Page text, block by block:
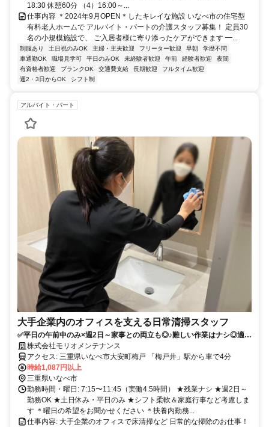
18:30 休憩60分 （4）16:00～...
仕事内容 ＊2024年9月OPEN＊したキレイな施設 いなべ市の住宅型
有料老人ホームで アルバイト・パートの介護スタッフ募集！ 定員30
名の小規模施設で、 ご入居者様に寄り添ったケアができます ━...
制服あり 土日祝のみOK 主婦・主夫歓迎 フリーター歓迎 早朝
学歴不問
車通勤OK
職場見学可 平日のみOK 未経験者歓迎 午前 経験者歓迎
夜間
有資格者歓迎
ブランクOK 交通費支給 長期歓迎
フルタイム歓迎
週2・3日からOK
シフト制
アルバイト・パート
大手企業内のオフィスを支える日常清掃スタッフ
✅平日の午前中のみ×週2日～家事との両立も◎♪難しい作業はナシ◎適度
に動いて健康的に働けます！✅子育て中のママさん・パパさんにもピッ
タリ！✅行事など休みの希望があれば、事前に調整します。
株式会社モリオメンテナンス
アクセス: 三重県いなべ市大安町梅戸 「梅戸井」駅から車で4分
時給1,087円以上
三重県いなべ市
勤務時間・曜日: 7:15〜11:45（実働4.5時間） ★残業ナシ ★週2日～
勤務OK ★土日休み・平日のみ ★シフト柔軟＆家庭行事など考慮しま
す ＊曜日の希望をお聞かせください ＊扶養内勤務...
仕事内容: 大手企業のオフィスで床清掃など 日常的な掃除のお仕事！